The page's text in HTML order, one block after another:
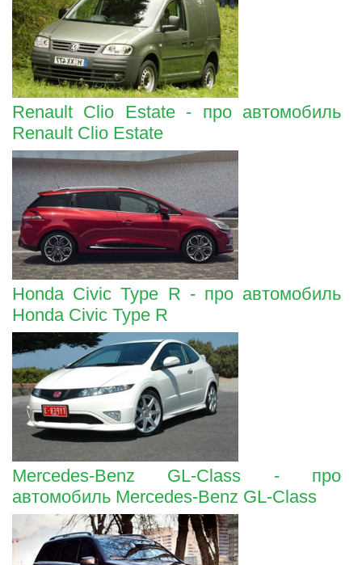
Renault Clio Estate - про автомобиль
Renault Clio Estate
Honda Civic Type R - про автомобиль
Honda Civic Type R
Mercedes-Benz GL-Class - про
автомобиль Mercedes-Benz GL-Class